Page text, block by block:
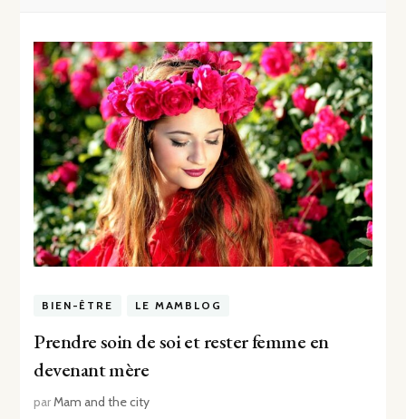
BIEN-ÊTRE LE MAMBLOG
Prendre soin de soi et rester femme en
devenant mère
parMam and the city